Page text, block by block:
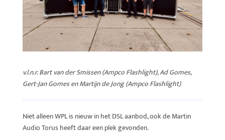
v.l.n.r. Bart van der Smissen (Ampco Flashlight), Ad Gomes,
Gert-Jan Gomes en Martijn de Jong (Ampco Flashlight)
Niet alleen WPL is nieuw in het DSL aanbod, ook de Martin
Audio Torus heeft daar een plek gevonden.